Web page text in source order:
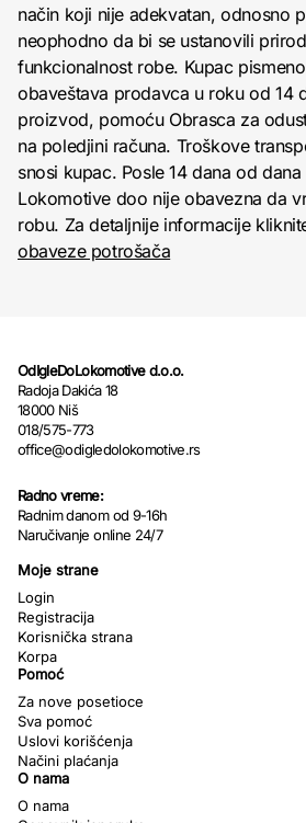
način koji nije adekvatan, odnosno
neophodno da bi se ustanovili
funkcionalnost robe. Kupac
obaveštava prodavca u roku od 14
proizvod, pomoću Obrasca za
na poledjini računa. Troškove
snosi kupac. Posle 14 dana od
Lokomotive doo nije obavezna da
robu. Za detaljnije informacije
obaveze potrošača
OdIgleDoLokomotive d.o.o.
Radoja Dakića 18
18000 Niš
018/575-773
office@odigledolokomotive.rs
Radno vreme:
Radnim danom od 9-16h
Naručivanje online 24/7
Moje strane
Login
Registracija
Korisnička strana
Korpa
Pomoć
Za nove posetioce
Sva pomoć
Uslovi korišćenja
Načini plaćanja
O nama
O nama